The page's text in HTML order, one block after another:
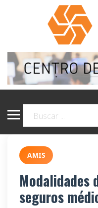
AMIS
Modalidades
seguros